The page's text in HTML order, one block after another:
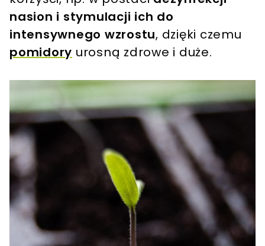
nasion i stymulacji ich do
intensywnego wzrostu, dzięki czemu
pomidory urosną zdrowe i duże.